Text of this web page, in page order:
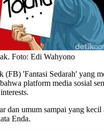
Foto: Edi Wahyono
(FB) 'Fantasi Sedarah' yang
platform media sosial
dan umum sampai yang
Enda.